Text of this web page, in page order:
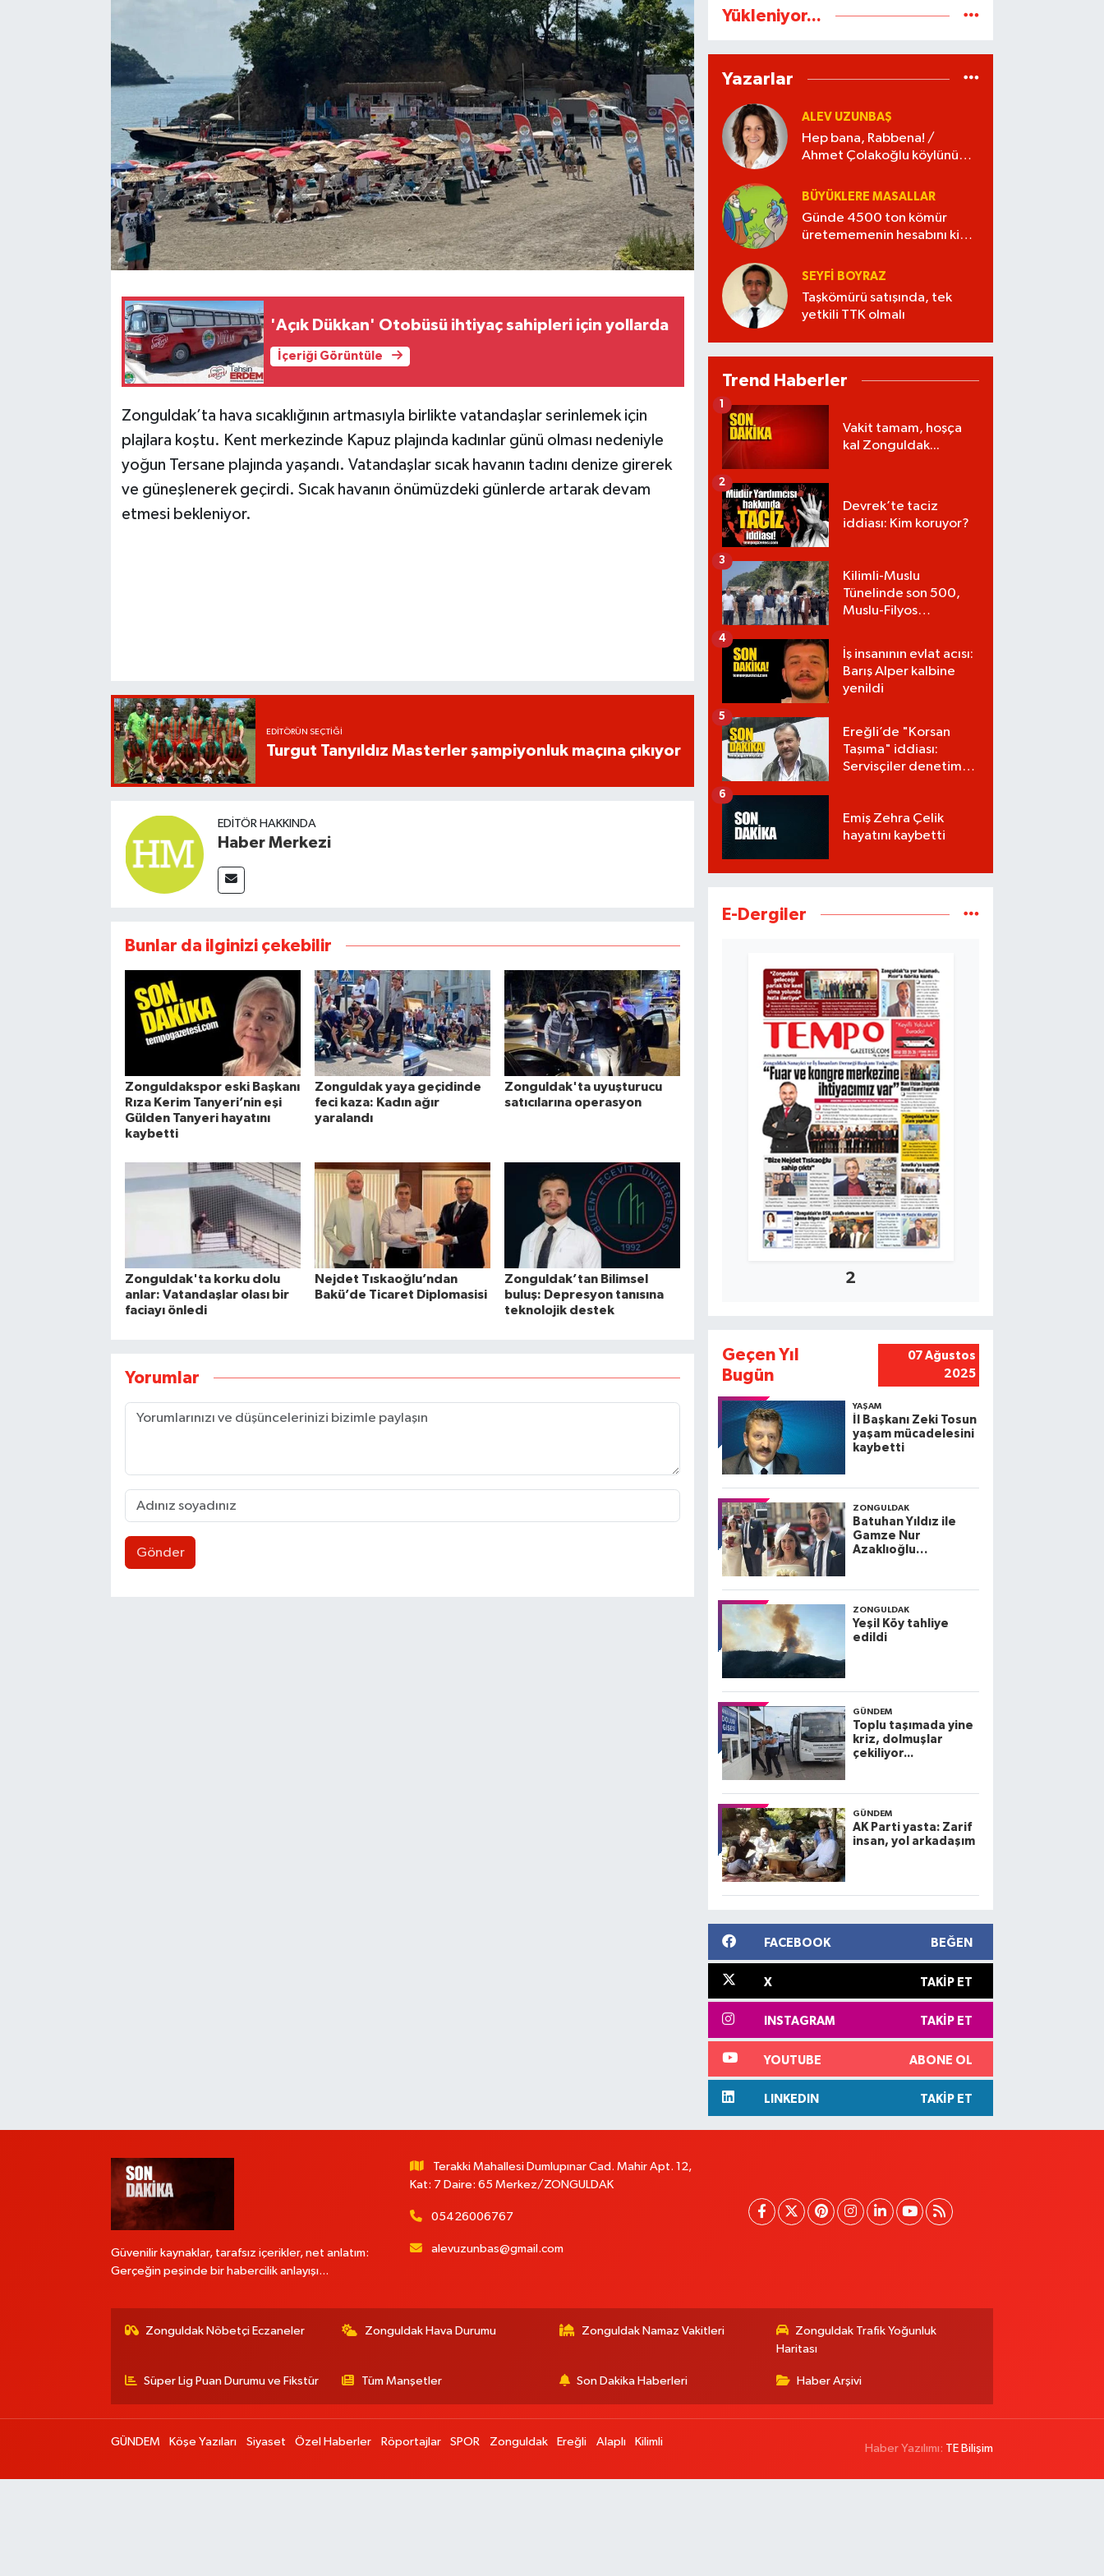
'Açık Dükkan' Otobüsü ihtiyaç sahipleri için yollarda
İçeriği Görüntüle
Zonguldak’ta hava sıcaklığının artmasıyla birlikte vatandaşlar serinlemek için
plajlara koştu. Kent merkezinde Kapuz plajında kadınlar günü olması nedeniyle
yoğun Tersane plajında yaşandı. Vatandaşlar sıcak havanın tadını denize girerek
ve güneşlenerek geçirdi. Sıcak havanın önümüzdeki günlerde artarak devam
etmesi bekleniyor.
EDITÖRÜN SEÇTIĞI
Turgut Tanyıldız Masterler şampiyonluk maçına çıkıyor
EDITÖR HAKKINDA
Haber Merkezi
Bunlar da ilginizi çekebilir
Zonguldakspor eski Başkanı
Rıza Kerim Tanyeri’nin eşi
Gülden Tanyeri hayatını
kaybetti
Zonguldak yaya geçidinde
feci kaza: Kadın ağır
yaralandı
Zonguldak'ta uyuşturucu
satıcılarına operasyon
Zonguldak'ta korku dolu
anlar: Vatandaşlar olası bir
faciayı önledi
Nejdet Tıskaoğlu’ndan
Bakü’de Ticaret Diplomasisi
Zonguldak’tan Bilimsel
buluş: Depresyon tanısına
teknolojik destek
Yorumlar
Gönder
Yükleniyor...
Yazarlar
ALEV UZUNBAŞ
Hep bana, Rabbena! /
Ahmet Çolakoğlu köylünün
BÜYÜKLERE MASALLAR
Günde 4500 ton kömür
üretememenin hesabını kim
SEYFI BOYRAZ
Taşkömürü satışında, tek
yetkili TTK olmalı
Trend Haberler
Vakit tamam, hoşça
kal Zonguldak...
1
Devrek’te taciz
iddiası: Kim koruyor?
2
Kilimli-Muslu
Tünelinde son 500,
Muslu-Filyos
1.750 metre
3
İş insanının evlat acısı:
Barış Alper kalbine
yenildi
4
Ereğli’de "Korsan
Taşıma" iddiası:
Servisçiler denetim
5
Emiş Zehra Çelik
hayatını kaybetti
6
E-Dergiler
2
Geçen Yıl
Bugün
07 Ağustos
2025
YAŞAM
İl Başkanı Zeki Tosun
yaşam mücadelesini
kaybetti
ZONGULDAK
Batuhan Yıldız ile
Gamze Nur
Azaklıoğlu
ZONGULDAK
Yeşil Köy tahliye
edildi
GÜNDEM
Toplu taşımada yine
kriz, dolmuşlar
çekiliyor...
GÜNDEM
AK Parti yasta: Zarif
insan, yol arkadaşım
FACEBOOK BEĞEN
X TAKIP ET
INSTAGRAM TAKIP ET
YOUTUBE ABONE OL
LINKEDIN TAKIP ET
Güvenilir kaynaklar, tarafsız içerikler, net anlatım:
Gerçeğin peşinde bir habercilik anlayışı...
Terakki Mahallesi Dumlupınar Cad. Mahir Apt. 12,
Kat: 7 Daire: 65 Merkez/ZONGULDAK
05426006767
alevuzunbas@gmail.com
Zonguldak Nöbetçi Eczaneler Zonguldak Hava Durumu Zonguldak Namaz Vakitleri
Zonguldak Trafik Yoğunluk
Haritası
Süper Lig Puan Durumu ve Fikstür Tüm Manşetler Son Dakika Haberleri Haber Arşivi
GÜNDEM Köşe Yazıları Siyaset Özel Haberler Röportajlar SPOR Zonguldak Ereğli Alaplı Kilimli
Haber Yazılımı: TE Bilişim
Zonguldak